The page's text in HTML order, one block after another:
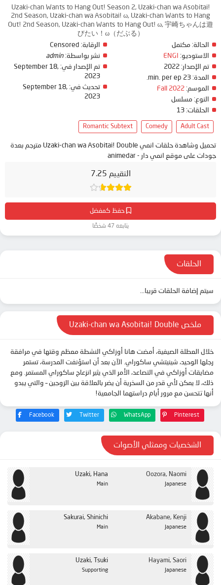
التقييم 7.25
حفظ كمفضل
يتابعه 47 شخصًا
Uzaki-chan Wants to Hang Out! Season 2, Uzaki-chan wa Asobitai!
2nd Season, Uzaki-chan wa Asobitai! ω, Uzaki-chan Wants to Hang
Out! 2nd Season, Uzaki-chan Wants to Hang Out! ω, 宇崎ちゃんは遊
びたい！ω（だぶる）
الحالة: مكتمل
الاستوديو:
ENGI
تم الإصدار:
المدة:
الموسم: Fall 2022
النوع: مسلسل
الحلقات:
الرقابة:
نشر بواسطة: admin
تم الإصدار في: September 18,
2023
تحديث في: September 18,
2023
Adult Cast
Comedy
Romantic Subtext
تحميل وشاهدة حلقات انمي Uzaki-chan wa Asobitai! Double مترجم بعدة
جودات على موقع انمي دار - animedar
الحلقات
سيتم إضافة الحلقات قريبا...
ملخص Uzaki-chan wa Asobitai! Double
خلال العطلة الصيفية، أمضت هانا أوزاكي النشطة معظم وقتها في مرافقة
رجلها الوحيد، شينيتشي ساكوراي. الآن بعد أن استؤنفت المدرسة، تستمر
مضايقات أوزاكي في التصاعد، الأمر الذي يثير انزعاج ساكوراي المستمر. ومع
ذلك، لا يمكن لأي قدر من السخرية أن يضر بالعلاقة بين الزوجين – والتي يبدو
أنها تتحسن مع مرور أيام دراستهما الجامعية!
Facebook Twitter WhatsApp Pinterest
الشخصيات وممثلي الأصوات
Uzaki, Hana
Main
Oozora, Naomi
Japanese
Sakurai, Shinichi
Main
Akabane, Kenji
Japanese
Uzaki, Tsuki
Supporting
Hayami, Saori
Japanese